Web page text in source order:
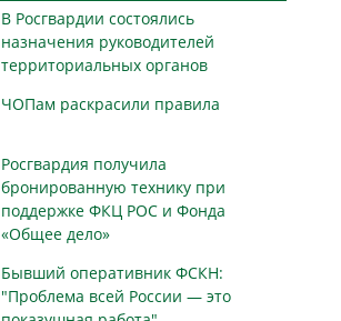
В Росгвардии состоялись
назначения руководителей
территориальных органов
ЧОПам раскрасили правила
Росгвардия получила
бронированную технику при
поддержке ФКЦ РОС и Фонда
«Общее дело»
Бывший оперативник ФСКН:
"Проблема всей России — это